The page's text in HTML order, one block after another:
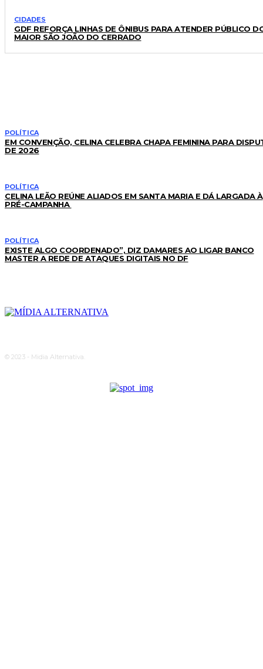
CIDADES
GDF REFORÇA LINHAS DE ÔNIBUS PARA ATENDER PÚBLICO
MAIOR SÃO JOÃO DO CERRADO
POLÍTICA
EM CONVENÇÃO, CELINA CELEBRA CHAPA FEMININA PARA
DE 2026
POLÍTICA
CELINA LEÃO REÚNE ALIADOS EM SANTA MARIA E DÁ LARGADA À
PRÉ-CAMPANHA
POLÍTICA
EXISTE ALGO COORDENADO”, DIZ DAMARES AO LIGAR BANCO
MASTER A REDE DE ATAQUES DIGITAIS NO DF
© 2023 - Midia Alternativa.